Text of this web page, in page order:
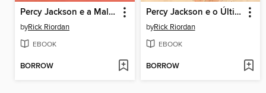
Percy Jackson e a Maldição do Titã
byRick Riordan
EBOOK
BORROW
Percy Jackson e o Último Olimpiano
byRick Riordan
EBOOK
BORROW